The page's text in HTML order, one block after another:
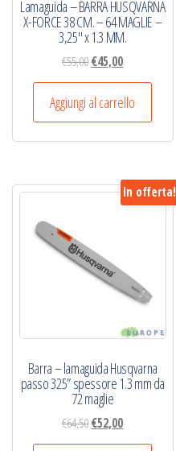
Lamaguida – BARRA HUSQVARNA
X-FORCE 38 CM. – 64 MAGLIE –
3,25″ x 1.3 MM.
€55,00Il
prezzo
originale
era:
€55,00.
€45,00Il
prezzo
attuale
è:
€45,00.
Aggiungi al carrello
In offerta!
Barra – lamaguida Husqvarna
passo 325” spessore 1.3 mm da
72 maglie
€64,50Il
prezzo
€52,00Il
prezzo